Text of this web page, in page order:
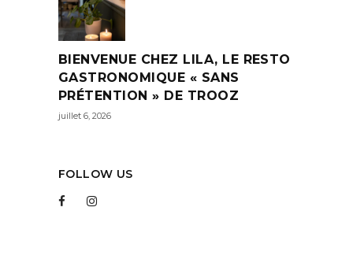
BIENVENUE CHEZ LILA, LE RESTO
GASTRONOMIQUE « SANS
PRÉTENTION » DE TROOZ
juillet 6, 2026
FOLLOW US